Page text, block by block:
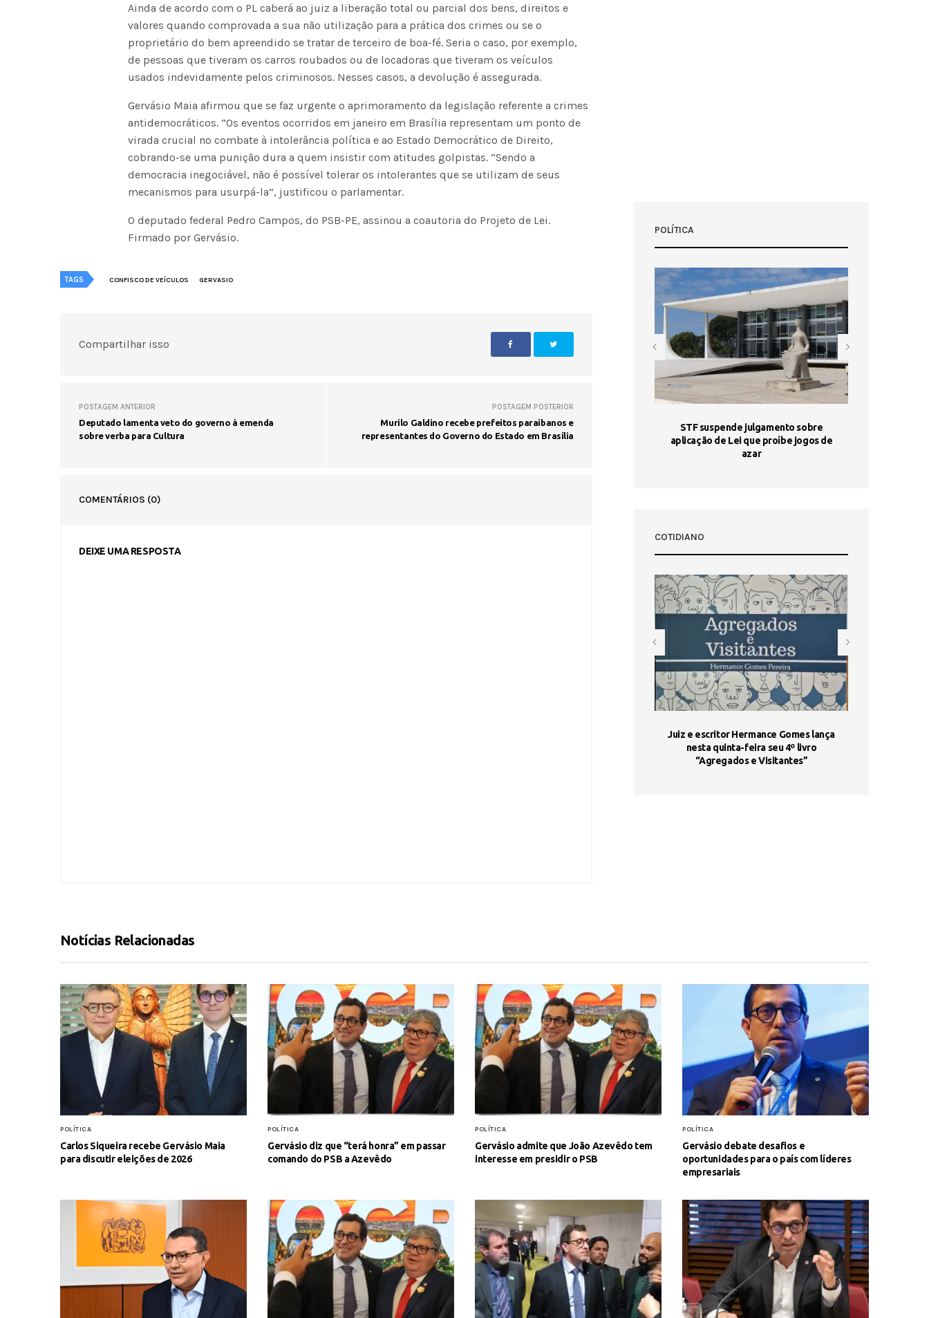
Ainda de acordo com o PL caberá ao juiz a liberação total ou parcial dos bens, direitos e
valores quando comprovada a sua não utilização para a prática dos crimes ou se o
proprietário do bem apreendido se tratar de terceiro de boa-fé. Seria o caso, por exemplo,
de pessoas que tiveram os carros roubados ou de locadoras que tiveram os veículos
usados indevidamente pelos criminosos. Nesses casos, a devolução é assegurada.
Gervásio Maia afirmou que se faz urgente o aprimoramento da legislação referente a crimes
antidemocráticos. “Os eventos ocorridos em janeiro em Brasília representam um ponto de
virada crucial no combate à intolerância política e ao Estado Democrático de Direito,
cobrando-se uma punição dura a quem insistir com atitudes golpistas. “Sendo a
democracia inegociável, não é possível tolerar os intolerantes que se utilizam de seus
mecanismos para usurpá-la”, justificou o parlamentar.
O deputado federal Pedro Campos, do PSB-PE, assinou a coautoria do Projeto de Lei.
Firmado por Gervásio.
TAGS CONFISCO DE VEÍCULOS GERVASIO
Compartilhar isso
POSTAGEM ANTERIOR
Deputado lamenta veto do governo à emenda
sobre verba para Cultura
POSTAGEM POSTERIOR
Murilo Galdino recebe prefeitos paraibanos e
representantes do Governo do Estado em Brasília
COMENTÁRIOS (0)
DEIXE UMA RESPOSTA
POLÍTICA
STF suspende julgamento sobre
aplicação de Lei que proíbe jogos de
azar
COTIDIANO
Juiz e escritor Hermance Gomes lança
nesta quinta-feira seu 4º livro
“Agregados e Visitantes”
Notícias Relacionadas
POLÍTICA
Carlos Siqueira recebe Gervásio Maia
para discutir eleições de 2026
POLÍTICA
Gervásio diz que “terá honra” em passar
comando do PSB a Azevêdo
POLÍTICA
Gervásio admite que João Azevêdo tem
interesse em presidir o PSB
POLÍTICA
Gervásio debate desafios e
oportunidades para o país com líderes
empresariais